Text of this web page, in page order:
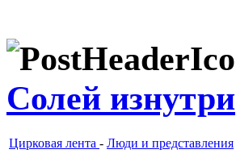
Солей изнутри
Цирковая лента - Люди и представления